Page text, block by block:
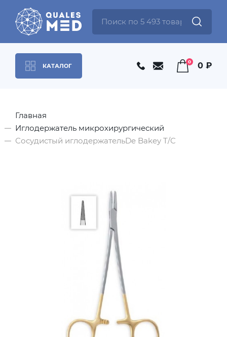
КАТАЛОГ
0 0 ₽
Главная
Иглодержатель микрохирургический
Сосудистый иглодержательDe Bakey T/C